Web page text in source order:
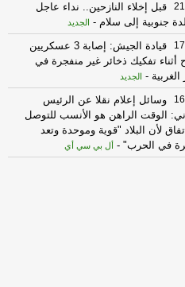
قبل إخلاء النازحين.. نداء عاجل
جنوبية إلى سلام - الجديد
قيادة الجيش: إصابة 3 عسكريين
أثناء تفكيك ذخائر غير منفجرة في
- الجديد
وسائل إعلام نقلا عن الرئيس
الوقت الراهن هو الأنسب للتوصل
لأن البلاد "قوية وموحدة وتعد
في الحرب" - أل بي سي أي